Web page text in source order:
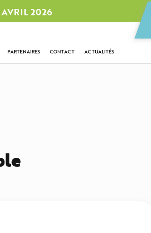
2026
PARTENAIRES CONTACT ACTUALITÉS